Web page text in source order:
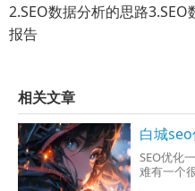
2.SEO数据分析的思路
报告
相关文章
白城seo
SEO优化
难有一个